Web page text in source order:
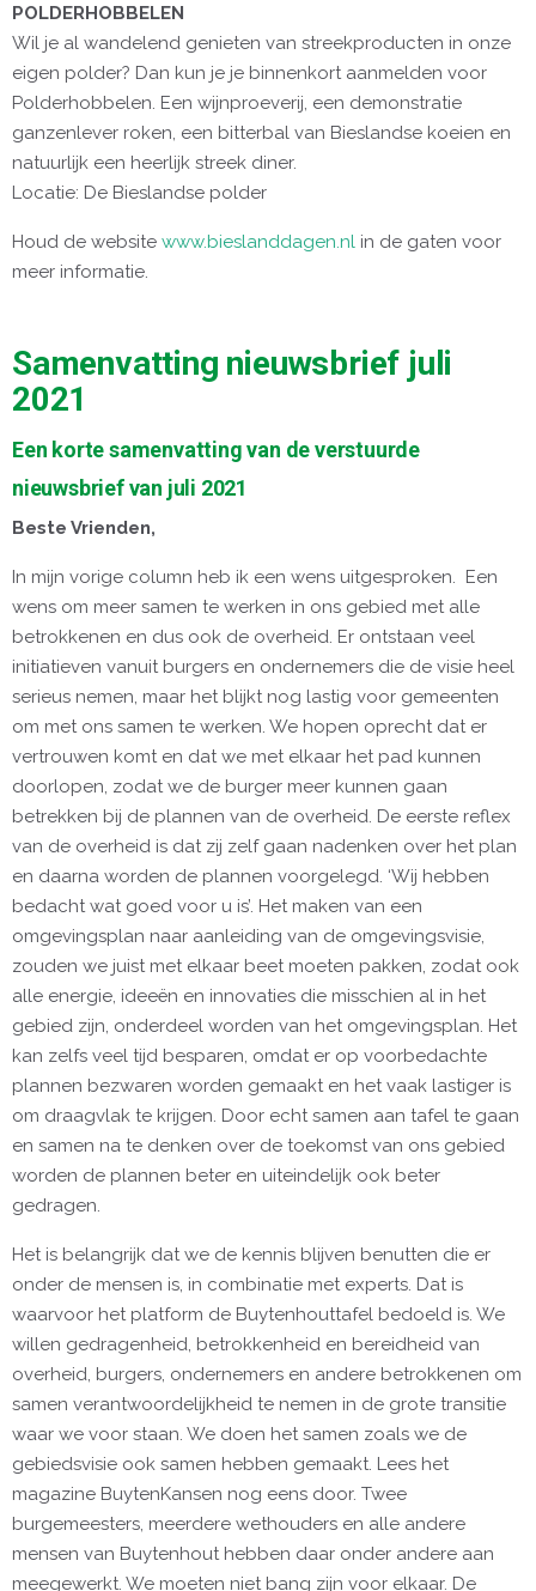
POLDERHOBBELEN
Wil je al wandelend genieten van streekproducten in onze
eigen polder? Dan kun je je binnenkort aanmelden voor
Polderhobbelen. Een wijnproeverij, een demonstratie
ganzenlever roken, een bitterbal van Bieslandse koeien en
natuurlijk een heerlijk streek diner.
Locatie: De Bieslandse polder
Houd de website www.bieslanddagen.nl in de gaten voor
meer informatie.
Samenvatting nieuwsbrief juli
2021
Een korte samenvatting van de verstuurde
nieuwsbrief van juli 2021
Beste Vrienden,
In mijn vorige column heb ik een wens uitgesproken. Een
wens om meer samen te werken in ons gebied met alle
betrokkenen en dus ook de overheid. Er ontstaan veel
initiatieven vanuit burgers en ondernemers die de visie heel
serieus nemen, maar het blijkt nog lastig voor gemeenten
om met ons samen te werken. We hopen oprecht dat er
vertrouwen komt en dat we met elkaar het pad kunnen
doorlopen, zodat we de burger meer kunnen gaan
betrekken bij de plannen van de overheid. De eerste reflex
van de overheid is dat zij zelf gaan nadenken over het plan
en daarna worden de plannen voorgelegd. ‘Wij hebben
bedacht wat goed voor u is’. Het maken van een
omgevingsplan naar aanleiding van de omgevingsvisie,
zouden we juist met elkaar beet moeten pakken, zodat ook
alle energie, ideeën en innovaties die misschien al in het
gebied zijn, onderdeel worden van het omgevingsplan. Het
kan zelfs veel tijd besparen, omdat er op voorbedachte
plannen bezwaren worden gemaakt en het vaak lastiger is
om draagvlak te krijgen. Door echt samen aan tafel te gaan
en samen na te denken over de toekomst van ons gebied
worden de plannen beter en uiteindelijk ook beter
gedragen.
Het is belangrijk dat we de kennis blijven benutten die er
onder de mensen is, in combinatie met experts. Dat is
waarvoor het platform de Buytenhouttafel bedoeld is. We
willen gedragenheid, betrokkenheid en bereidheid van
overheid, burgers, ondernemers en andere betrokkenen om
samen verantwoordelijkheid te nemen in de grote transitie
waar we voor staan. We doen het samen zoals we de
gebiedsvisie ook samen hebben gemaakt. Lees het
magazine BuytenKansen nog eens door. Twee
burgemeesters, meerdere wethouders en alle andere
mensen van Buytenhout hebben daar onder andere aan
meegewerkt. We moeten niet bang zijn voor elkaar. De